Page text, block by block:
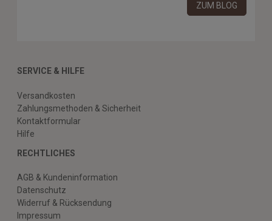
ZUM BLOG
SERVICE & HILFE
Versandkosten
Zahlungsmethoden & Sicherheit
Kontaktformular
Hilfe
RECHTLICHES
AGB & Kundeninformation
Datenschutz
Widerruf & Rücksendung
Impressum